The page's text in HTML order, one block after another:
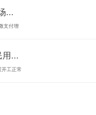
...
支付增
用...
工正常